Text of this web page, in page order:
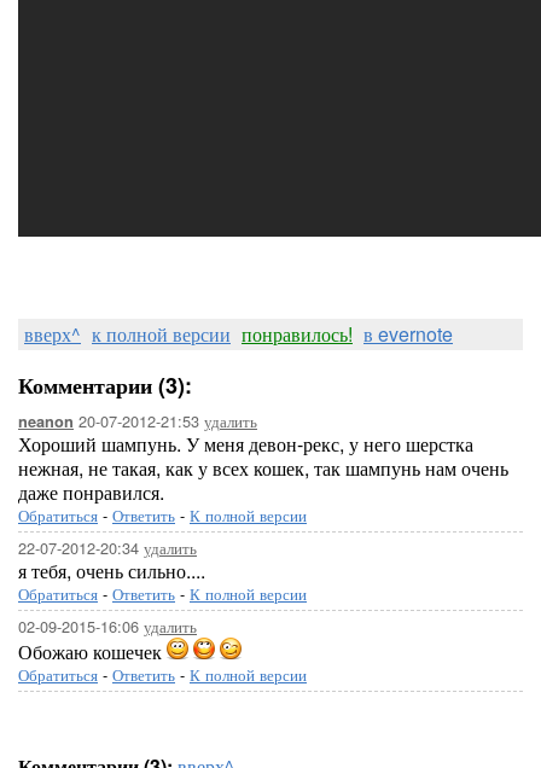
вверх^ к полной версии понравилось! в evernote
Комментарии (3):
neanon 20-07-2012-21:53 удалить
Хороший шампунь. У меня девон-рекс, у него шерстка
нежная, не такая, как у всех кошек, так шампунь нам очень
даже понравился.
Обратиться - Ответить - К полной версии
22-07-2012-20:34 удалить
я тебя, очень сильно....
Обратиться - Ответить - К полной версии
02-09-2015-16:06 удалить
Обожаю кошечек
Обратиться - Ответить - К полной версии